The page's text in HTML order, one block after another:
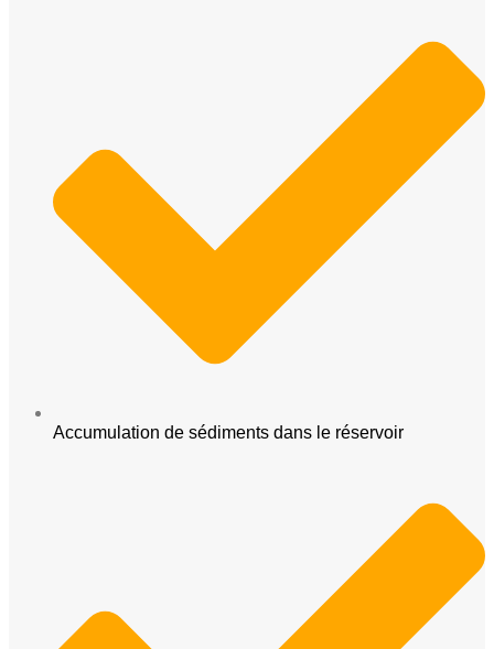
Accumulation de sédiments dans le réservoir